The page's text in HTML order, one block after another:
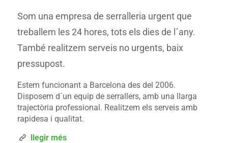
Som una empresa de serralleria urgent que
treballem les 24 hores, tots els dies de l´any.
També realitzem serveis no urgents, baix
pressupost.
Estem funcionant a Barcelona des del 2006.
Disposem d´un equip de serrallers, amb una llarga
trajectòria professional. Realitzem els serveis amb
rapidesa i qualitat.
llegir més